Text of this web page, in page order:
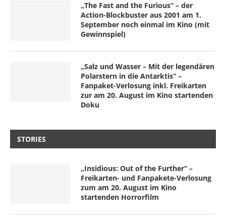
„The Fast and the Furious“ – der
Action-Blockbuster aus 2001 am 1.
September noch einmal im Kino (mit
Gewinnspiel)
„Salz und Wasser – Mit der legendären
Polarstern in die Antarktis“ –
Fanpaket-Verlosung inkl. Freikarten
zur am 20. August im Kino startenden
Doku
STORIES
„Insidious: Out of the Further“ –
Freikarten- und Fanpakete-Verlosung
zum am 20. August im Kino
startenden Horrorfilm